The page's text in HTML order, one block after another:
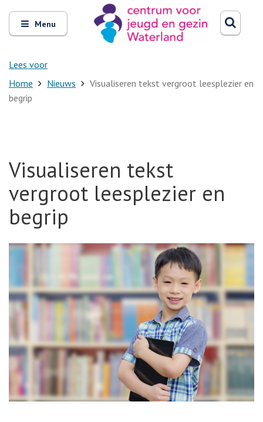
Open
en
sluit
Menu
Lees voor
Zoeken
Home Nieuws
Visualiseren tekst vergroot leesplezier en
begrip
Visualiseren tekst
vergroot leesplezier en
begrip